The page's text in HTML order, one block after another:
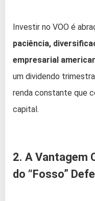
Investir no VOO é
paciência,
empresarial
um dividendo
renda constante que
capital.
2. A Vantagem
do “Fosso”